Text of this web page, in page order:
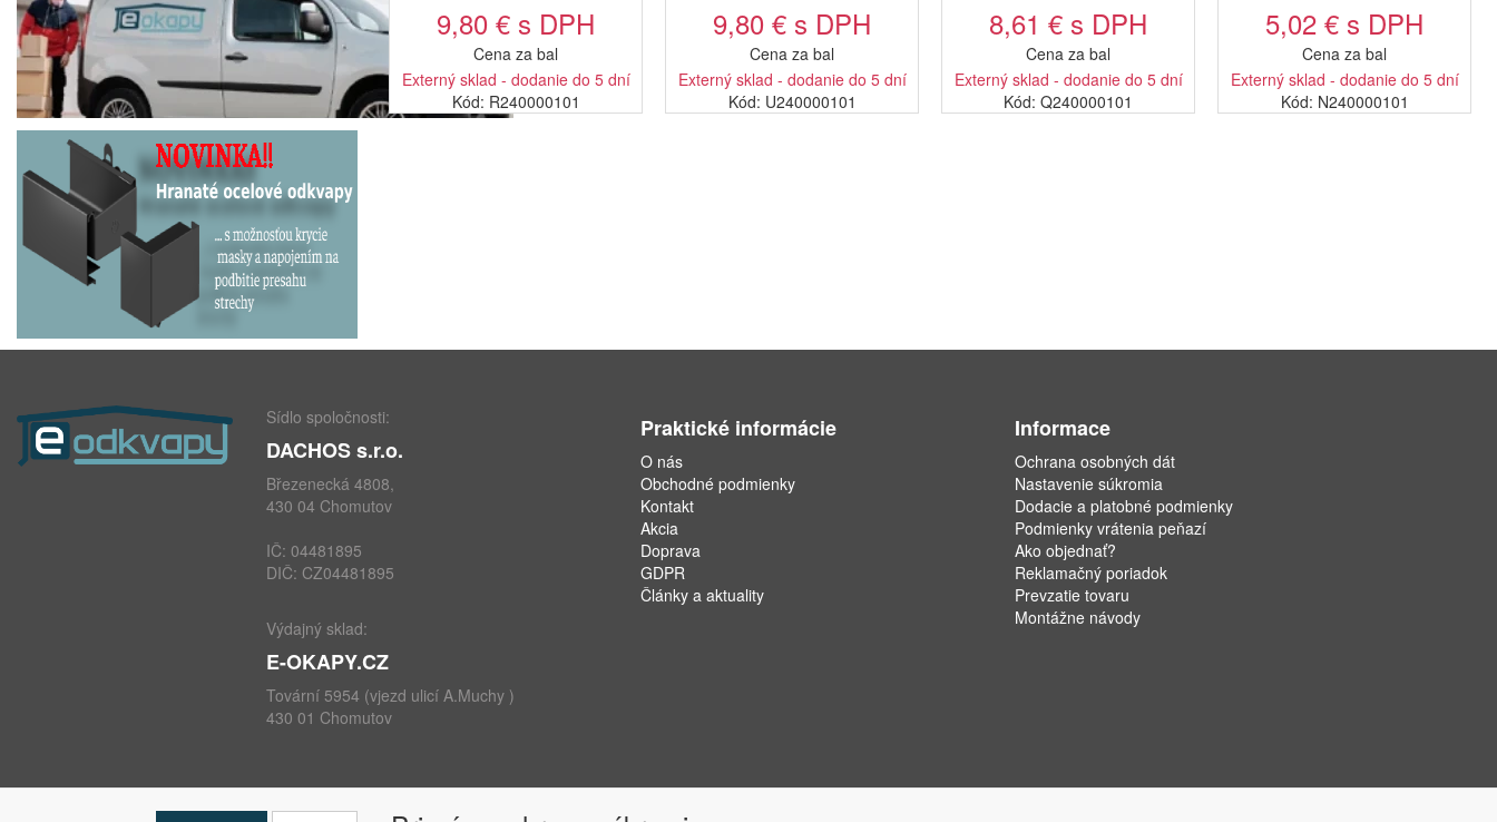
9,80 € s DPH
Cena za bal
Externý sklad - dodanie do 5 dní
Kód: R240000101
9,80 € s DPH
Cena za bal
Externý sklad - dodanie do 5 dní
Kód: U240000101
8,61 € s DPH
Cena za bal
Externý sklad - dodanie do 5 dní
Kód: Q240000101
5,02 € s DPH
Cena za bal
Externý sklad - dodanie do 5 dní
Kód: N240000101
Sídlo spoločnosti:
DACHOS s.r.o.
Březenecká 4808,
430 04 Chomutov
IČ: 04481895
DIČ: CZ04481895
Výdajný sklad:
E-OKAPY.CZ
Tovární 5954 (vjezd ulicí A.Muchy )
430 01 Chomutov
telefon: +420 724 693 604
Praktické informácie
O nás
Obchodné podmienky
Kontakt
Akcia
Doprava
GDPR
Články a aktuality
Informace
Ochrana osobných dát
Nastavenie súkromia
Dodacie a platobné podmienky
Podmienky vrátenia peňazí
Ako objednať?
Reklamačný poriadok
Prevzatie tovaru
Montážne návody